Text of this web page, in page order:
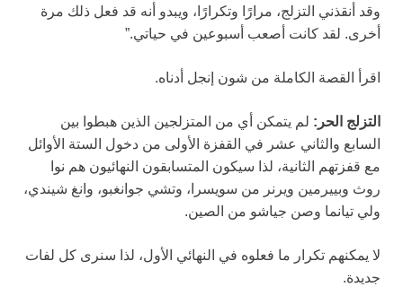
وقد أنقذني التزلج، مرارًا وتكرارًا، ويبدو أنه قد فعل ذلك مرة
أخرى. لقد كانت أصعب أسبوعين في حياتي.”
اقرأ القصة الكاملة من شون إنجل أدناه.
التزلج الحر: لم يتمكن أي من المتزلجين الذين هبطوا بين
السابع والثاني عشر في القفزة الأولى من دخول الستة الأوائل
مع قفزتهم الثانية، لذا سيكون المتسابقون النهائيون هم نوا
روث وبييرمين ويرنر من سويسرا، وتشي جوانغبو، وانغ شيندي،
ولي تيانما وصن جياشو من الصين.
لا يمكنهم تكرار ما فعلوه في النهائي الأول، لذا سنرى كل لفات
جديدة.